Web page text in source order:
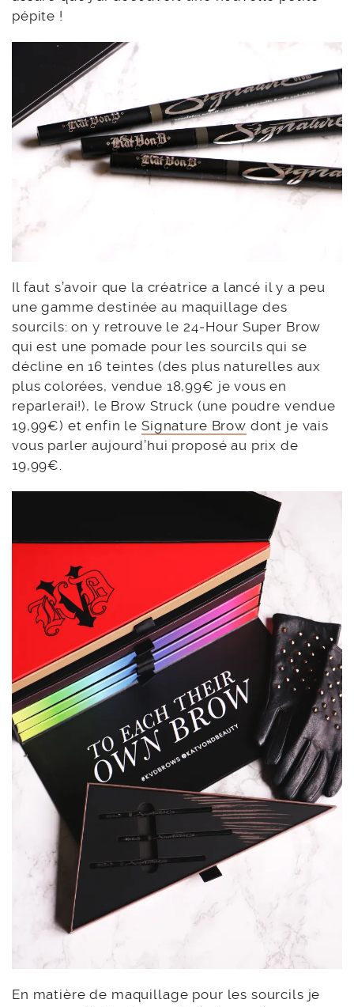
pépite !
Il faut s’avoir que la créatrice a lancé il y a peu
une gamme destinée au maquillage des
sourcils: on y retrouve le 24-Hour Super Brow
qui est une pomade pour les sourcils qui se
décline en 16 teintes (des plus naturelles aux
plus colorées, vendue 18,99€ je vous en
reparlerai!), le Brow Struck (une poudre vendue
19,99€) et enfin leSignature Brow dont je vais
vous parler aujourd’hui proposé au prix de
19,99€.
En matière de maquillage pour les sourcils je